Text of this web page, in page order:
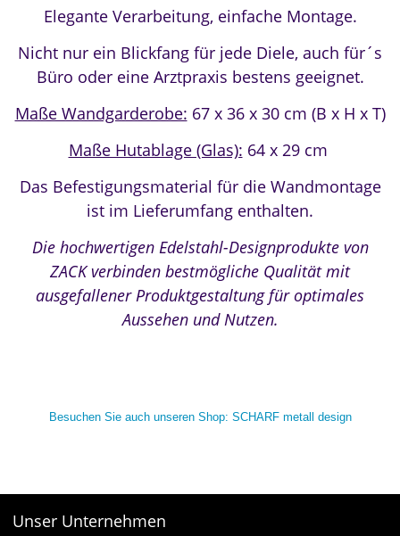
Elegante Verarbeitung, einfache Montage.
Nicht nur ein Blickfang für jede Diele, auch für´s
Büro oder eine Arztpraxis bestens geeignet.
Maße Wandgarderobe: 67 x 36 x 30 cm (B x H x T)
Maße Hutablage (Glas): 64 x 29 cm
Das Befestigungsmaterial für die Wandmontage
ist im Lieferumfang enthalten.
Die hochwertigen Edelstahl-Designprodukte von
ZACK verbinden bestmögliche Qualität mit
ausgefallener Produktgestaltung für optimales
Aussehen und Nutzen.
Besuchen Sie auch unseren Shop: SCHARF metall design
Unser Unternehmen